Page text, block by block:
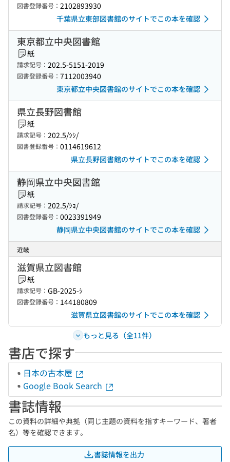
図書登録番号： 2102893930
千葉県立東部図書館のサイトでこの本を確認
東京都立中央図書館
紙
請求記号： 202.5-5151-2019
図書登録番号： 7112003940
東京都立中央図書館のサイトでこの本を確認
県立長野図書館
紙
請求記号： 202.5/ｼｼ/
図書登録番号： 0114619612
県立長野図書館のサイトでこの本を確認
静岡県立中央図書館
紙
請求記号： 202.5/ｼｮ/
図書登録番号： 0023391949
静岡県立中央図書館のサイトでこの本を確認
近畿
滋賀県立図書館
紙
請求記号： GB-2025-ｼ
図書登録番号： 144180809
滋賀県立図書館のサイトでこの本を確認
もっと見る（全11件）
書店で探す
日本の古本屋
Google Book Search
書誌情報
この資料の詳細や典拠（同じ主題の資料を指すキーワード、著者
名）等を確認できます。
書誌情報を出力